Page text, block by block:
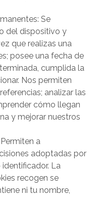
Se
del dispositivo y
que realizas una
posee una fecha de
cumplida la
Nos permiten
analizar las
cómo llegan
y mejorar nuestros
a
adoptadas por
La
recogen se
ni tu nombre,